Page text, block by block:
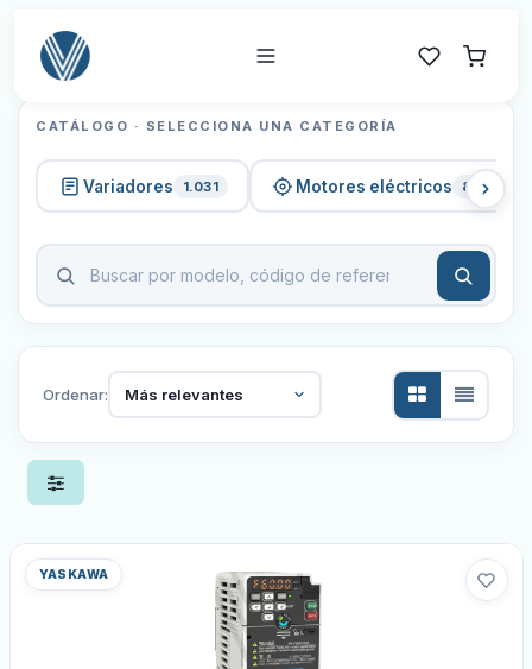
CATÁLOGO · SELECCIONA UNA CATEGORÍA
Variadores 1.031 Motores eléctricos 820
Ordenar: Más relevantes
YASKAWA